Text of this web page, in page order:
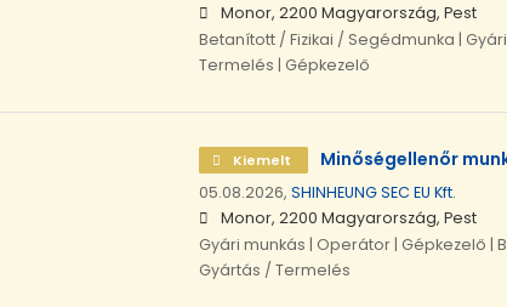
Monor, 2200 Magyarország, Pest
Betanított / Fizikai / Segédmunka |
Termelés | Gépkezelő
Kiemelt Minőségellenőr
05.08.2026, SHINHEUNG SEC EU Kft.
Monor, 2200 Magyarország, Pest
Gyári munkás | Operátor | Gépkezelő |
Gyártás / Termelés